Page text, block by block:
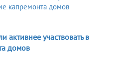
активнее участвовать в
домов